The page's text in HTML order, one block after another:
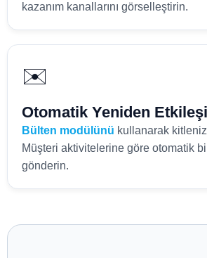
kazanım kanallarını görselleştirin.
✉️
Otomatik Yeniden
Bülten modülünü kullanarak
Müşteri aktivitelerine göre otomatik
gönderin.